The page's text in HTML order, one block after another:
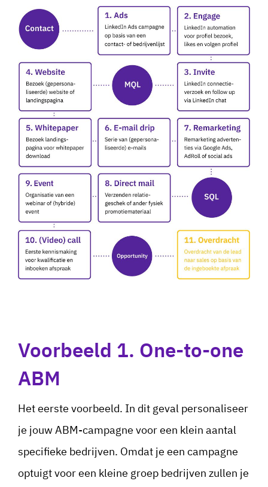
Voorbeeld 1. One-to-one
ABM
Het eerste voorbeeld. In dit geval personaliseer
je jouw ABM-campagne voor een klein aantal
specifieke bedrijven. Omdat je een campagne
optuigt voor een kleine groep bedrijven zullen je